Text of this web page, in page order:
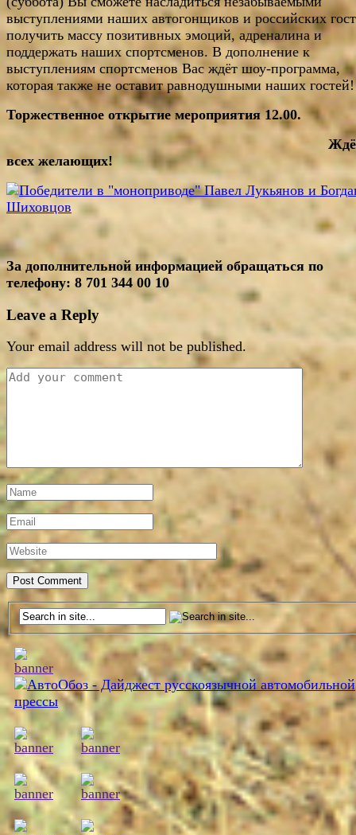
выступлениями наших автогонщиков и российских
получить массу позитивных эмоций, адреналина и
поддержать наших спортсменов. В дополнение к
выступлениям спортсменов Вас ждёт шоу-программа,
которая также не оставит равнодушными наших гостей!
Торжественное открытие мероприятия 12.00.
всех желающих!
За дополнительной информацией обращаться по
телефону: 8 701 344 00 10
Leave a Reply
Your email address will not be published.